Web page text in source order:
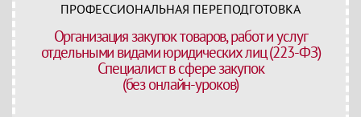
ПРОФЕССИОНАЛЬНАЯ ПЕРЕПОДГОТОВКА
Организация закупок товаров, работ и услуг
отдельными видами юридических лиц (223-ФЗ)
Специалист в сфере закупок
(без онлайн-уроков)